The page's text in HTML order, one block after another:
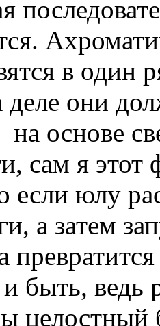
в один
деле они
на основе
сам я
если юлу
а затем
быть, ведь
целостный